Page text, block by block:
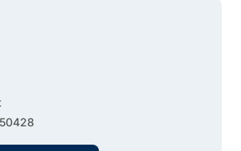
Location
50428